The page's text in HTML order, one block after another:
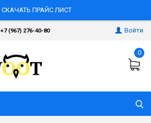
СКАЧАТЬ ПРАЙС ЛИСТ
+7 (967) 276-40-80 Войти
0